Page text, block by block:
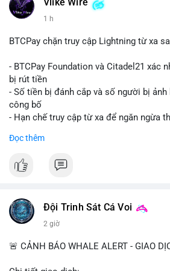
giao dịch OTC. Áp lực bán trực tiếp lên
lớn.
Nhà đầu tư nhỏ lẻ nên theo dõi xác
tiền tiếp theo từ ví nguồn. Không nên
trên một giao dịch đơn lẻ; hãy quan sát
tương tự trong 24 giờ tới để xác định xu
Vlike Wire
1 h
BTCPay chặn truy cập Lightning từ xa
- BTCPay Foundation và Citadel21 xác
bị rút tiền
- Số tiền bị đánh cắp và số người bị
công bố
- Hạn chế truy cập từ xa để ngăn ngừa
#binancesquare
$btc
📰 Nguồn: Cointelegraph
Đọc thêm
Đội Trinh Sát Cá Voi
2 giờ
🚨 CẢNH BÁO WHALE ALERT - GIAO